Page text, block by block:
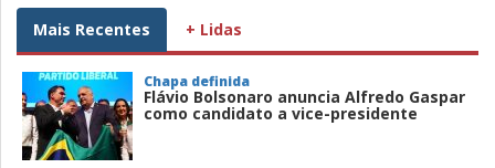
Mais Recentes + Lidas
Chapa definida
Flávio Bolsonaro anuncia Alfredo Gaspar
como candidato a vice-presidente